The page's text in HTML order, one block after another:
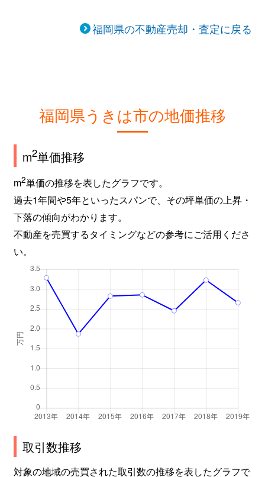
福岡県の不動産売却・査定に戻る
福岡県うきは市の地価推移
m2単価推移
m2単価の推移を表したグラフです。
過去1年間や5年といったスパンで、その坪単価の上昇・
下落の傾向がわかります。
不動産を売買するタイミングなどの参考にご活用くださ
い。
取引数推移
対象の地域の売買された取引数の推移を表したグラフで